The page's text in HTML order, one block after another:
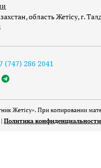
область Жетісу, г.
(747) 286 2041
Жетісу». При копировании
Политика конфиденциальности